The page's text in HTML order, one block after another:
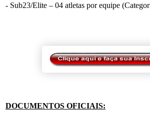
- Sub23/Elite – 04 atletas por equipe
DOCUMENTOS OFICIAIS: